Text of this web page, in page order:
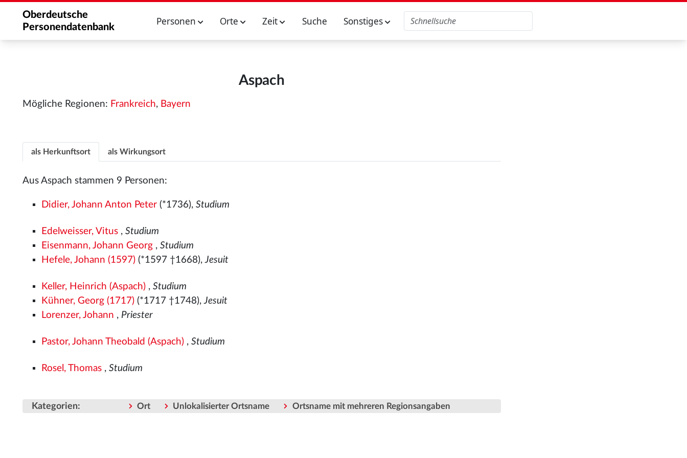
Oberdeutsche
Personendatenbank
Personen Orte Zeit Suche Sonstiges
Aspach
Mögliche Regionen: Frankreich, Bayern
als Herkunftsort als Wirkungsort
Aus Aspach stammen 9 Personen:
Didier, Johann Anton Peter (*1736),Studium
Edelweisser, Vitus ,Studium
Eisenmann, Johann Georg ,Studium
Hefele, Johann (1597) (*1597 †1668),Jesuit
Keller, Heinrich (Aspach) ,Studium
Kühner, Georg (1717) (*1717 †1748),Jesuit
Lorenzer, Johann , Priester
Pastor, Johann Theobald (Aspach) ,Studium
Rosel, Thomas ,Studium
Kategorien: Ort Unlokalisierter Ortsname Ortsname mit mehreren Regionsangaben